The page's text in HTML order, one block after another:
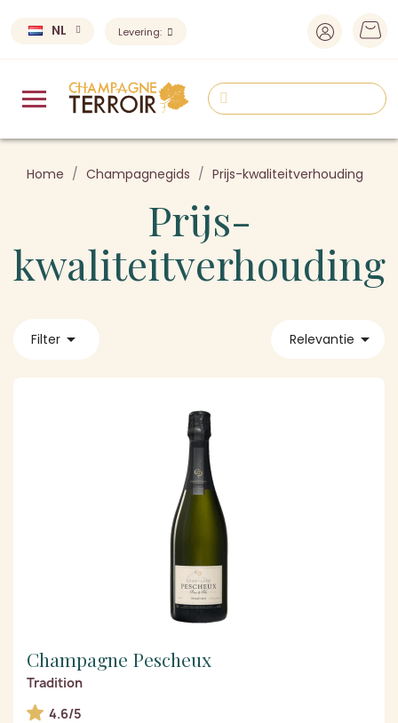
NL Levering:
Home Champagnegids Prijs-kwaliteitverhouding
Prijs-
kwaliteitverhouding
Filter  Relevantie 
Champagne Pescheux
Tradition
4.6/5